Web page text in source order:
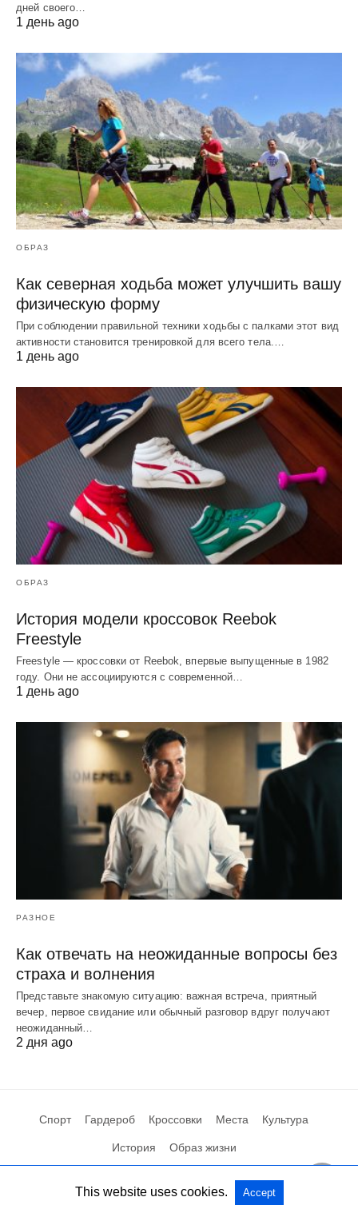
дней своего…
1 день ago
ОБРАЗ
Как северная ходьба может улучшить вашу
физическую форму
При соблюдении правильной техники ходьбы с палками этот вид
активности становится тренировкой для всего тела.…
1 день ago
ОБРАЗ
История модели кроссовок Reebok
Freestyle
Freestyle — кроссовки от Reebok, впервые выпущенные в 1982
году. Они не ассоциируются с современной…
1 день ago
РАЗНОЕ
Как отвечать на неожиданные вопросы без
страха и волнения
Представьте знакомую ситуацию: важная встреча, приятный
вечер, первое свидание или обычный разговор вдруг получают
неожиданный…
2 дня ago
Спорт Гардероб Кроссовки Места Культура
История Образ жизни
Посмотреть мобильную версию
This website uses cookies. Accept